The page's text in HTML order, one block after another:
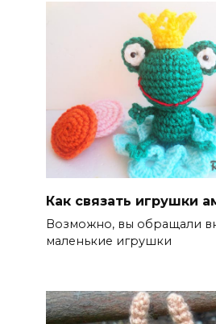
Как связать игрушки
Возможно, вы обращали
маленькие игрушки